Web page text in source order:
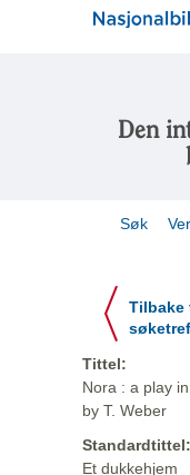
Den
Søk
Tilbake
Tittel:
Nora : a play
by T. Weber
Standardtittel:
Et dukkehjem